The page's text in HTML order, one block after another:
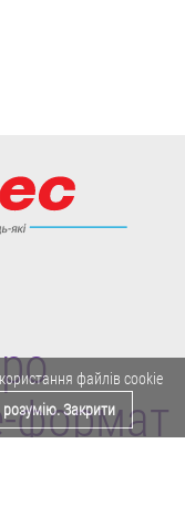
формат
файлів cookie
Закрити